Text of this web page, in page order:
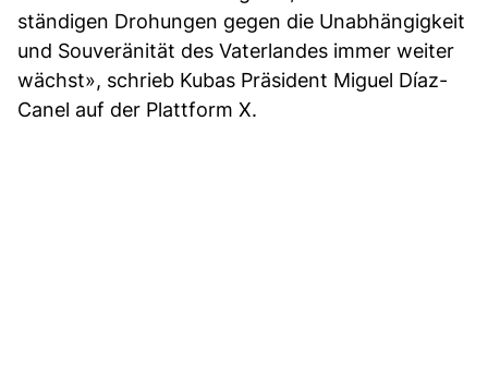
ständigen Drohungen gegen die Unabhängigkeit
und Souveränität des Vaterlandes immer weiter
wächst», schrieb Kubas Präsident Miguel Díaz-
Canel auf der Plattform X.